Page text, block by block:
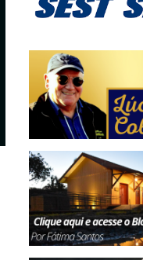
Startup
economia
07/08/2026